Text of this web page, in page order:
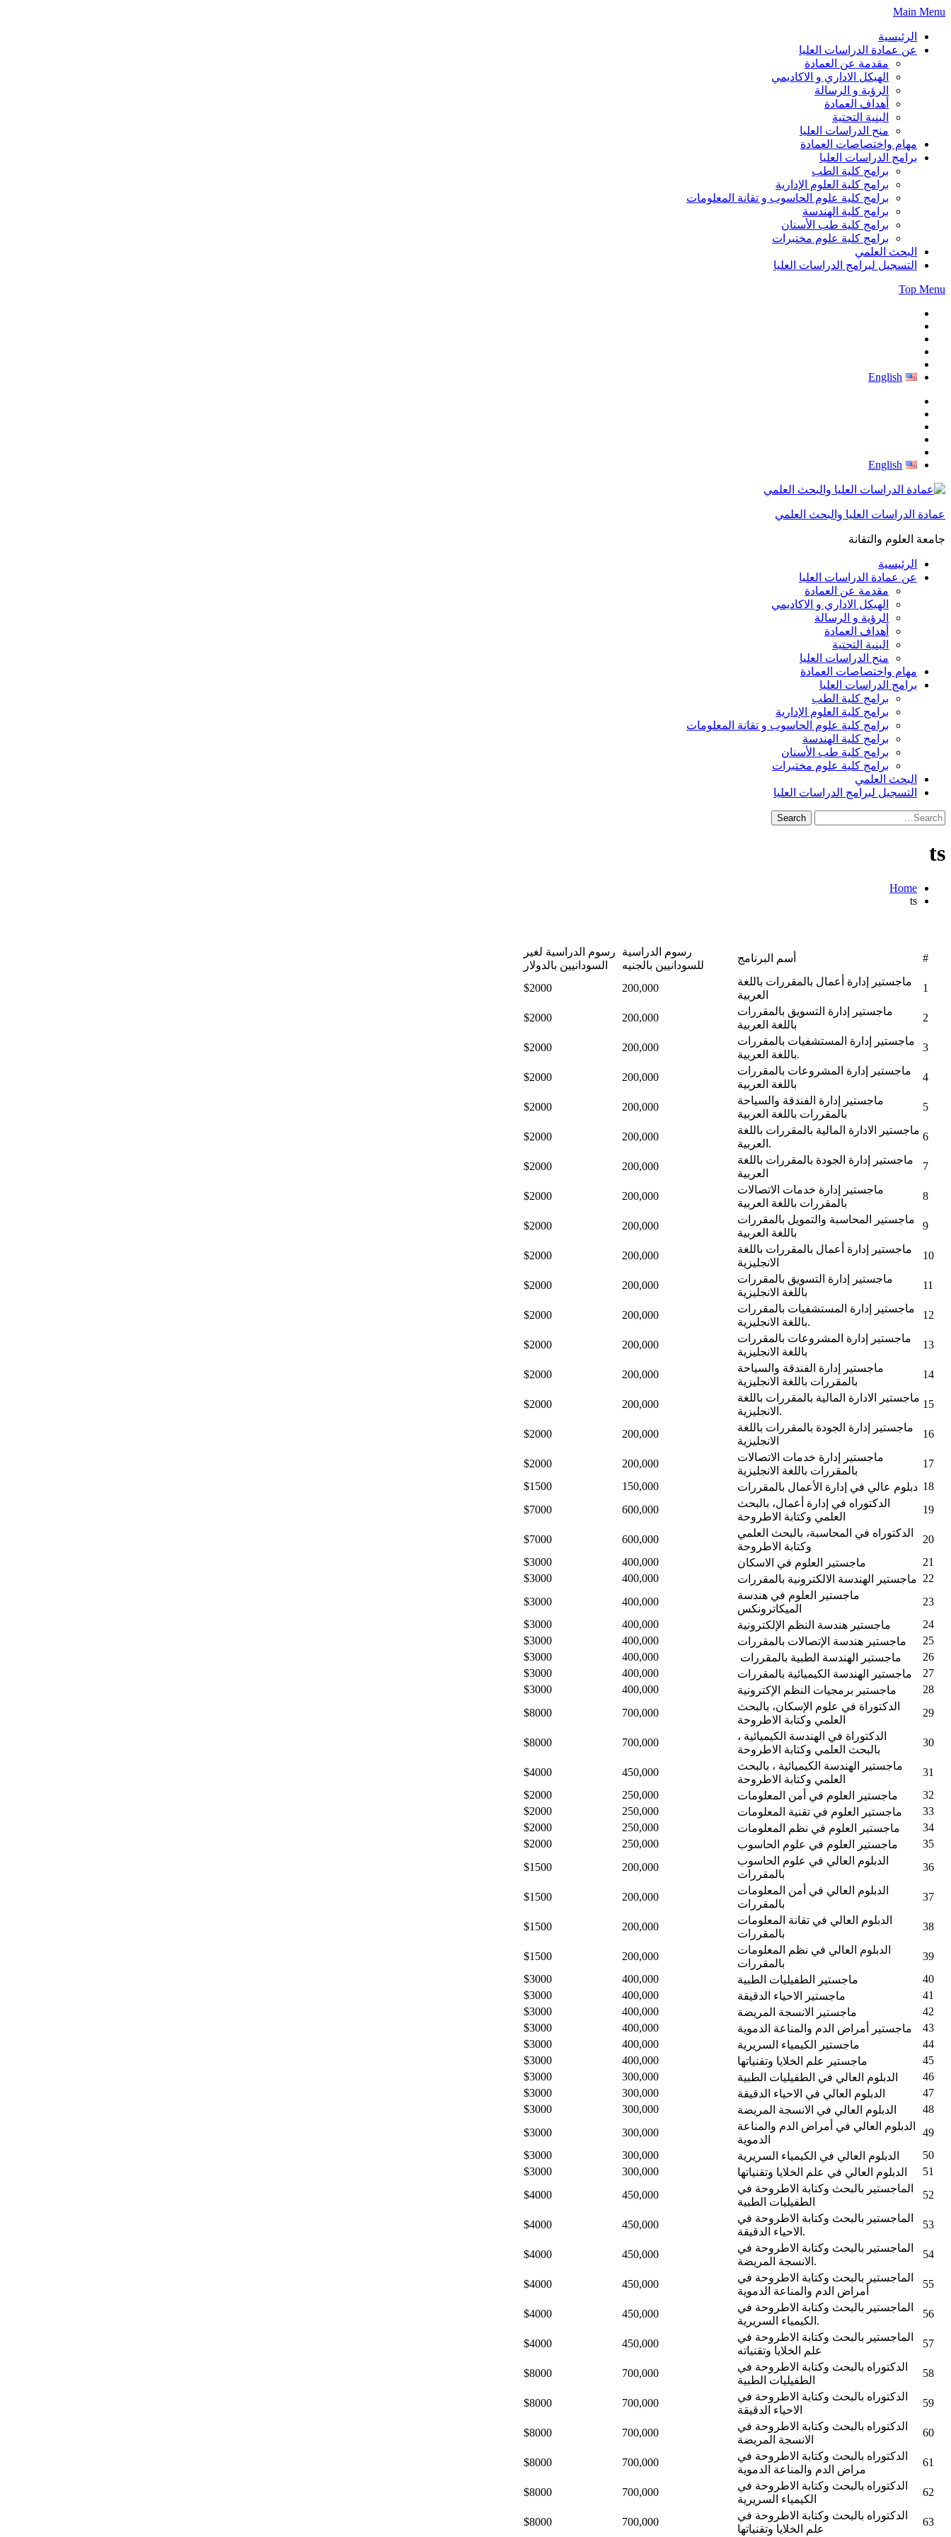
Skip
content
Main Menu
الرئيسية
عن عمادة الدراسات العليا
مقدمة عن العمادة
الهيكل الاداري و الاكاديمي
الرؤية و الرسالة
أهداف العمادة
البنية التحتية
منح الدراسات العليا
مهام واختصاصات العمادة
برامج الدراسات العليا
برامج كلية الطب
برامج كلية العلوم الإدارية
برامج كلية علوم الحاسوب و تقانة المعلومات
برامج كلية الهندسة
برامج كلية طب الأسنان
برامج كلية علوم مختبرات
البحث العلمي
التسجيل لبرامج الدراسات العليا
Top Menu
English
English
عمادة الدراسات العليا والبحث العلمي
جامعة العلوم والتقانة
الرئيسية
عن عمادة الدراسات العليا
مقدمة عن العمادة
الهيكل الاداري و الاكاديمي
الرؤية و الرسالة
أهداف العمادة
البنية التحتية
منح الدراسات العليا
مهام واختصاصات العمادة
برامج الدراسات العليا
برامج كلية الطب
برامج كلية العلوم الإدارية
برامج كلية علوم الحاسوب و تقانة المعلومات
برامج كلية الهندسة
برامج كلية طب الأسنان
برامج كلية علوم مختبرات
البحث العلمي
التسجيل لبرامج الدراسات العليا
Search
for:
ts
Home
ts
رسوم الدراسية لغير
السودانيين بالدولار
رسوم الدراسية
للسودانيين بالجنيه
أسم البرنامج #
$2000 200,000
ماجستير إدارة أعمال بالمقررات باللغة
العربية
1
$2000 200,000
ماجستير إدارة التسويق بالمقررات
باللغة العربية
2
$2000 200,000
ماجستير إدارة المستشفيات بالمقررات
باللغة العربية.
3
$2000 200,000
ماجستير إدارة المشروعات بالمقررات
باللغة العربية
4
$2000 200,000
ماجستير إدارة الفندقة والسياحة
بالمقررات باللغة العربية
5
$2000 200,000
ماجستير الادارة المالية بالمقررات باللغة
العربية.
6
$2000 200,000
ماجستير إدارة الجودة بالمقررات باللغة
العربية
7
$2000 200,000
ماجستير إدارة خدمات الاتصالات
بالمقررات باللغة العربية
8
$2000 200,000
ماجستير المحاسبة والتمويل بالمقررات
باللغة العربية
9
$2000 200,000
ماجستير إدارة أعمال بالمقررات باللغة
الانجليزية
10
$2000 200,000
ماجستير إدارة التسويق بالمقررات
باللغة الانجليزية
11
$2000 200,000
ماجستير إدارة المستشفيات بالمقررات
باللغة الانجليزية.
12
$2000 200,000
ماجستير إدارة المشروعات بالمقررات
باللغة الانجليزية
13
$2000 200,000
ماجستير إدارة الفندقة والسياحة
بالمقررات باللغة الانجليزية
14
$2000 200,000
ماجستير الادارة المالية بالمقررات باللغة
الانجليزية.
15
$2000 200,000
ماجستير إدارة الجودة بالمقررات باللغة
الانجليزية
16
$2000 200,000
ماجستير إدارة خدمات الاتصالات
بالمقررات باللغة الانجليزية
17
$1500
150,000 دبلوم عالي في إدارة الأعمال بالمقررات 18
$7000
600,000
الدكتوراه في إدارة أعمال، بالبحث
العلمي وكتابة الاطروحة
19
$7000 600,000
الدكتوراه في المحاسبة، بالبحث العلمي
وكتابة الاطروحة
20
$3000
400,000 ماجستير العلوم في الاسكان
21
$3000
400,000 ماجستير الهندسة الالكترونية بالمقررات 22
$3000
400,000
ماجستير العلوم في هندسة
الميكاترونكس
23
$3000
400,000 ماجستير هندسة النظم الإلكترونية
24
$3000
400,000 ماجستير هندسة الإتصالات بالمقررات
25
$3000
400,000 ماجستير الهندسة الطبية بالمقررات
26
$3000
400,000 ماجستير الهندسة الكيميائية بالمقررات
27
$3000
400,000 ماجستير برمجيات النظم الإكترونية
28
$8000
700,000
الدكتوراة في علوم الإسكان، بالبحث
العلمي وكتابة الاطروحة
29
$8000 700,000
الدكتوراة في الهندسة الكيميائية ،
بالبحث العلمي وكتابة الاطروحة
30
$4000 450,000
ماجستير الهندسة الكيميائية ، بالبحث
العلمي وكتابة الاطروحة
31
$2000
250,000 ماجستير العلوم في أمن المعلومات
32
$2000
250,000 ماجستير العلوم في تقنية المعلومات
33
$2000
250,000 ماجستير العلوم في نظم المعلومات
34
$2000
250,000 ماجستير العلوم في علوم الحاسوب
35
$1500
200,000
الدبلوم العالي في علوم الحاسوب
بالمقررات
36
$1500 200,000
الدبلوم العالي في أمن المعلومات
بالمقررات
37
$1500 200,000
الدبلوم العالي في تقانة المعلومات
بالمقررات
38
$1500 200,000
الدبلوم العالي في نظم المعلومات
بالمقررات
39
$3000
400,000 ماجستير الطفيليات الطبية
40
$3000
400,000 ماجستير الاحياء الدقيقة
41
$3000
400,000 ماجستير الانسجة المريضة
42
$3000
400,000 ماجستير أمراض الدم والمناعة الدموية
43
$3000
400,000 ماجستير الكيمياء السريرية
44
$3000
400,000 ماجستير علم الخلايا وتقنياتها
45
$3000
300,000 الدبلوم العالي في الطفيليات الطبية
46
$3000
300,000 الدبلوم العالي في الاحياء الدقيقة
47
$3000
300,000 الدبلوم العالي في الانسجة المريضة
48
$3000
300,000
الدبلوم العالي في أمراض الدم والمناعة
الدموية
49
$3000
300,000 الدبلوم العالي في الكيمياء السريرية
50
$3000
300,000 الدبلوم العالي في علم الخلايا وتقنياتها
51
$4000
450,000
الماجستير بالبحث وكتابة الاطروحة في
الطفيليات الطبية
52
$4000 450,000
الماجستير بالبحث وكتابة الاطروحة في
الاحياء الدقيقة.
53
$4000 450,000
الماجستير بالبحث وكتابة الاطروحة في
الانسجة المريضة.
54
$4000 450,000
الماجستير بالبحث وكتابة الاطروحة في
أمراض الدم والمناعة الدموية
55
$4000 450,000
الماجستير بالبحث وكتابة الاطروحة في
الكيمياء السريرية.
56
$4000 450,000
الماجستير بالبحث وكتابة الاطروحة في
علم الخلايا وتقنياته
57
$8000 700,000
الدكتوراه بالبحث وكتابة الاطروحة في
الطفيليات الطبية
58
$8000 700,000
الدكتوراه بالبحث وكتابة الاطروحة في
الاحياء الدقيقة
59
$8000 700,000
الدكتوراه بالبحث وكتابة الاطروحة في
الانسجة المريضة
60
$8000 700,000
الدكتوراه بالبحث وكتابة الاطروحة في
مراض الدم والمناعة الدموية
61
$8000 700,000
الدكتوراه بالبحث وكتابة الاطروحة في
الكيمياء السريرية
62
$8000 700,000
الدكتوراه بالبحث وكتابة الاطروحة في
علم الخلايا وتقنياتها
63